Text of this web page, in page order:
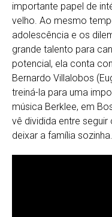
importante papel de
velho. Ao mesmo
adolescência e os
grande talento para
potencial, ela conta
Bernardo Villalobos
treiná-la para uma
música Berklee, em
vê dividida entre
deixar a família sozinha.